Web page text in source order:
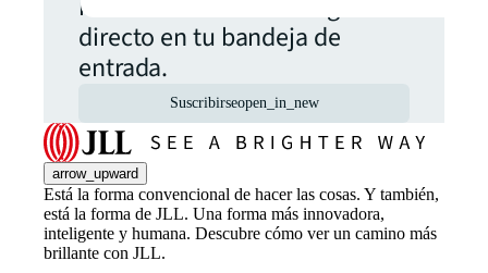
directo en tu bandeja de
entrada.
Suscribirseopen_in_new
arrow_upward
Está la forma convencional de hacer las cosas. Y también,
está la forma de JLL. Una forma más innovadora,
inteligente y humana. Descubre cómo ver un camino más
brillante con JLL.